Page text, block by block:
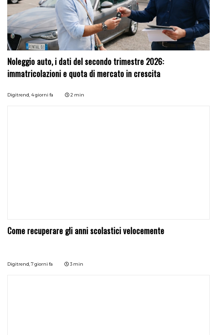
Noleggio auto, i dati del secondo trimestre 2026:
immatricolazioni e quota di mercato in crescita
Digitrend,4 giorni fa 2 min
Come recuperare gli anni scolastici velocemente
Digitrend,7 giorni fa 3 min